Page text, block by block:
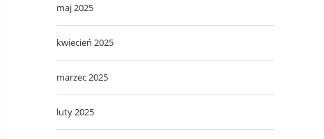
maj 2025
kwiecień 2025
marzec 2025
luty 2025